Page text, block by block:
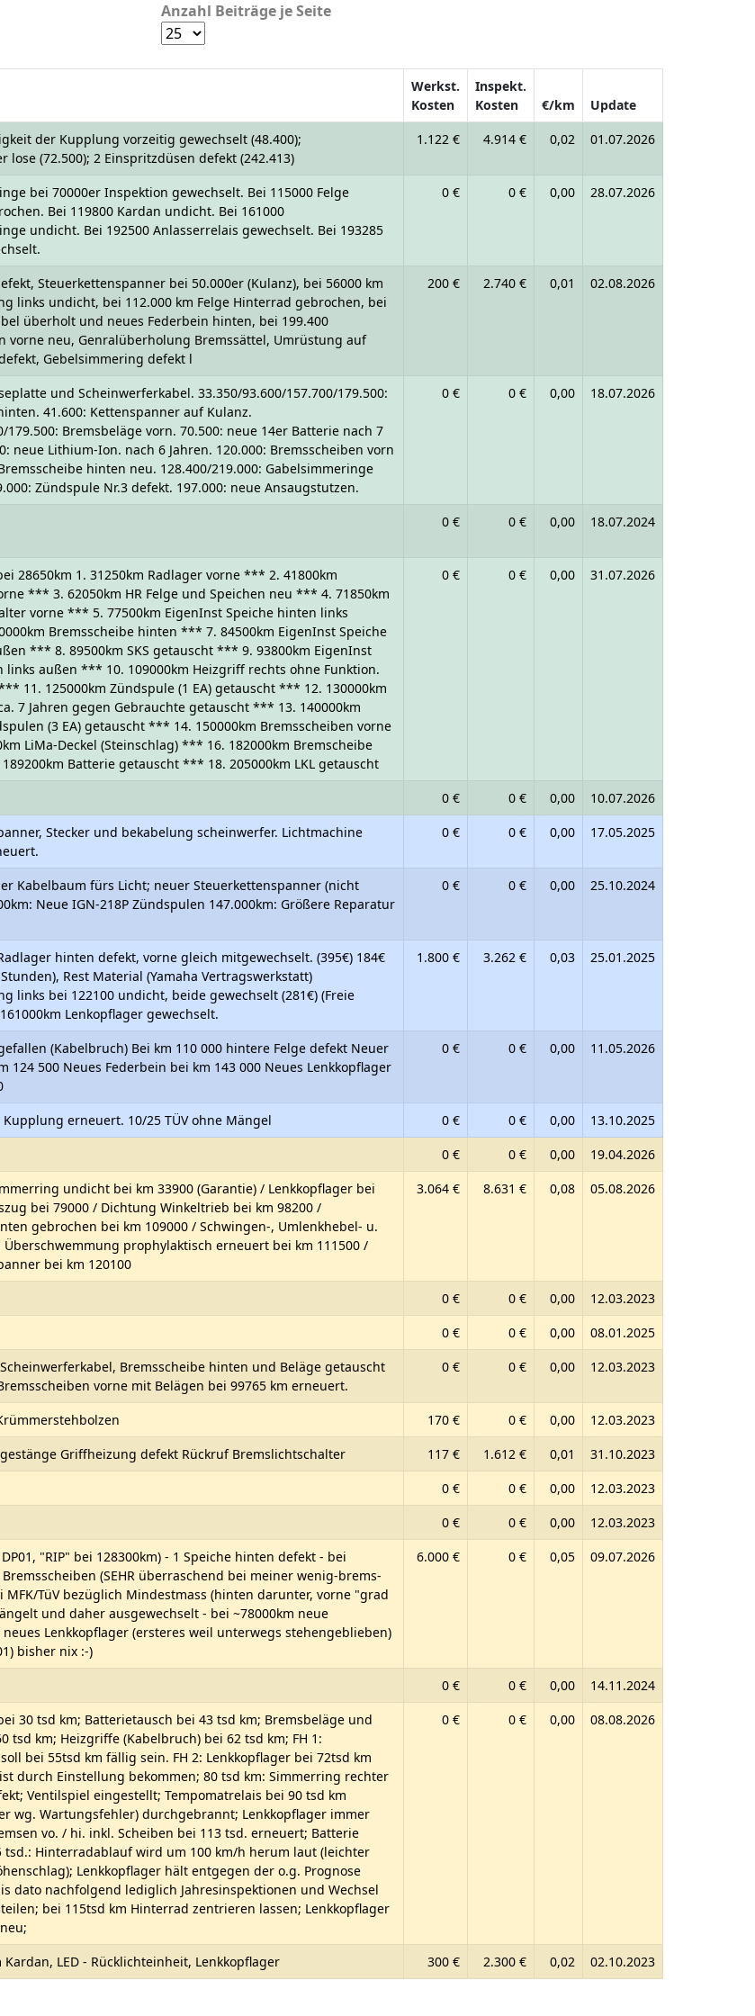
Anzahl Beiträge je Seite
Werkst.
Kosten
Inspekt.
Kosten
€/km
Update
der Kupplung vorzeitig gewechselt (48.400);
lose (72.500); 2 Einspritzdüsen defekt (242.413)
1.122 € 4.914 € 0,02 01.07.2026
bei 70000er Inspektion gewechselt. Bei 115000 Felge
Bei 119800 Kardan undicht. Bei 161000
undicht. Bei 192500 Anlasserrelais gewechselt. Bei 193285
0 € 0 € 0,00 28.07.2026
Steuerkettenspanner bei 50.000er (Kulanz), bei 56000 km
links undicht, bei 112.000 km Felge Hinterrad gebrochen, bei
überholt und neues Federbein hinten, bei 199.400
vorne neu, Genralüberholung Bremssättel, Umrüstung auf
Gebelsimmering defekt l
200 € 2.740 € 0,01 02.08.2026
und Scheinwerferkabel. 33.350/93.600/157.700/179.500:
41.600: Kettenspanner auf Kulanz.
179.500: Bremsbeläge vorn. 70.500: neue 14er Batterie nach 7
neue Lithium-Ion. nach 6 Jahren. 120.000: Bremsscheiben vorn
hinten neu. 128.400/219.000: Gabelsimmeringe
Zündspule Nr.3 defekt. 197.000: neue Ansaugstutzen.
0 € 0 € 0,00 18.07.2026
0 € 0 € 0,00 18.07.2024
28650km 1. 31250km Radlager vorne *** 2. 41800km
*** 3. 62050km HR Felge und Speichen neu *** 4. 71850km
vorne *** 5. 77500km EigenInst Speiche hinten links
Bremsscheibe hinten *** 7. 84500km EigenInst Speiche
*** 8. 89500km SKS getauscht *** 9. 93800km EigenInst
links außen *** 10. 109000km Heizgriff rechts ohne Funktion.
11. 125000km Zündspule (1 EA) getauscht *** 12. 130000km
7 Jahren gegen Gebrauchte getauscht *** 13. 140000km
(3 EA) getauscht *** 14. 150000km Bremsscheiben vorne
LiMa-Deckel (Steinschlag) *** 16. 182000km Bremscheibe
Batterie getauscht *** 18. 205000km LKL getauscht
0 € 0 € 0,00 31.07.2026
0 € 0 € 0,00
10.07.2026
Stecker und bekabelung scheinwerfer. Lichtmachine
0 € 0 € 0,00 17.05.2025
Kabelbaum fürs Licht; neuer Steuerkettenspanner (nicht
Neue IGN-218P Zündspulen 147.000km: Größere Reparatur
0 € 0 € 0,00 25.10.2024
hinten defekt, vorne gleich mitgewechselt. (395€) 184€
Rest Material (Yamaha Vertragswerkstatt)
links bei 122100 undicht, beide gewechselt (281€) (Freie
Lenkopflager gewechselt.
1.800 € 3.262 € 0,03 25.01.2025
(Kabelbruch) Bei km 110 000 hintere Felge defekt Neuer
124 500 Neues Federbein bei km 143 000 Neues Lenkkopflager
0 € 0 € 0,00 11.05.2026
Kupplung erneuert. 10/25 TÜV ohne Mängel 0 € 0 € 0,00
13.10.2025
0 € 0 € 0,00
19.04.2026
undicht bei km 33900 (Garantie) / Lenkkopflager bei
bei 79000 / Dichtung Winkeltrieb bei km 98200 /
gebrochen bei km 109000 / Schwingen-, Umlenkhebel- u.
Überschwemmung prophylaktisch erneuert bei km 111500 /
bei km 120100
3.064 € 8.631 € 0,08 05.08.2026
0 € 0 € 0,00
12.03.2023
0 € 0 € 0,00
08.01.2025
Bremsscheibe hinten und Beläge getauscht
vorne mit Belägen bei 99765 km erneuert.
0 € 0 € 0,00 12.03.2023
170 € 0 € 0,00
12.03.2023
Griffheizung defekt Rückruf Bremslichtschalter 117 € 1.612 € 0,01
31.10.2023
0 € 0 € 0,00
12.03.2023
0 € 0 € 0,00
12.03.2023
DP01, "RIP" bei 128300km) - 1 Speiche hinten defekt - bei
(SEHR überraschend bei meiner wenig-brems-
MFK/TüV bezüglich Mindestmass (hinten darunter, vorne "grad
und daher ausgewechselt - bei ~78000km neue
Lenkkopflager (ersteres weil unterwegs stehengeblieben)
bisher nix :-)
6.000 € 0 € 0,05 09.07.2026
0 € 0 € 0,00
14.11.2024
30 tsd km; Batterietausch bei 43 tsd km; Bremsbeläge und
tsd km; Heizgriffe (Kabelbruch) bei 62 tsd km; FH 1:
bei 55tsd km fällig sein. FH 2: Lenkkopflager bei 72tsd km
durch Einstellung bekommen; 80 tsd km: Simmerring rechter
Ventilspiel eingestellt; Tempomatrelais bei 90 tsd km
wg. Wartungsfehler) durchgebrannt; Lenkkopflager immer
vo. / hi. inkl. Scheiben bei 113 tsd. erneuert; Batterie
tsd.: Hinterradablauf wird um 100 km/h herum laut (leichter
Lenkkopflager hält entgegen der o.g. Prognose
dato nachfolgend lediglich Jahresinspektionen und Wechsel
bei 115tsd km Hinterrad zentrieren lassen; Lenkkopflager
0 € 0 € 0,00 08.08.2026
LED - Rücklichteinheit, Lenkkopflager 300 € 2.300 € 0,02 02.10.2023